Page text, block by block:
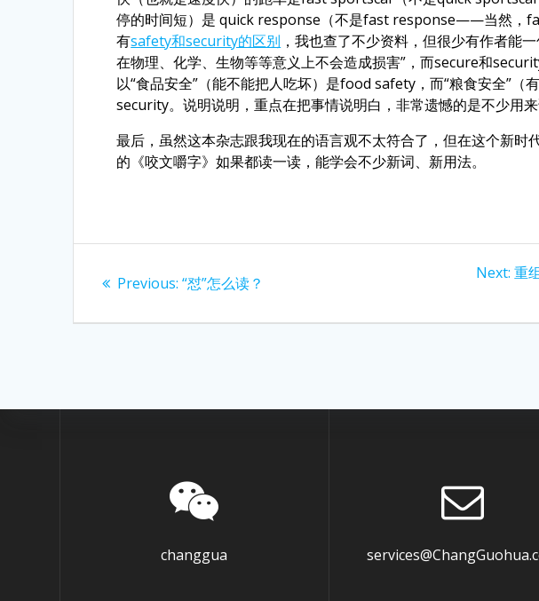
停的时间短）是 quick response（不是fast response——当然，
有safety和security的区别 ，我也查了不少资料，但很少有作者能
在物理、化学、生物等等意义上不会造成损害”，而secure和
以“食品安全”（能不能把人吃坏）是food safety，而“粮食安全”（
security。说明说明，重点在把事情说明白，非常遗憾的是不少用来
最后，虽然这本杂志跟我现在的语言观不太符合了，但在这个新时
的《咬文嚼字》如果都读一读，能学会不少新词、新用法。
navigation
Previous: Previous
“怼”怎么读？
Next: 重
changgua